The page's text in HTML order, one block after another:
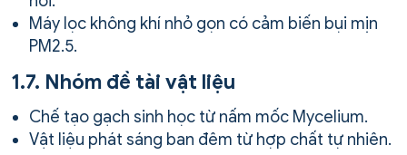
Máy lọc không khí nhỏ gọn có cảm biến bụi mịn
PM2.5.
1.7. Nhóm đề tài vật liệu
Chế tạo gạch sinh học từ nấm mốc Mycelium.
Vật liệu phát sáng ban đêm từ hợp chất tự nhiên.